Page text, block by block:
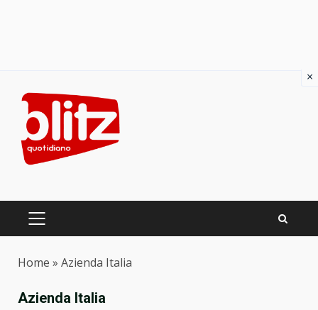
content
PRIMARY
Home » Azienda Italia
Azienda Italia
×